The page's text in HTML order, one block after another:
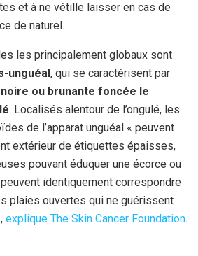
et à ne vétille laisser en cas de
de naturel.
les principalement globaux sont
unguéal , qui se caractérisent par
ou brunante foncée le
. Localisés alentour de l’ongulé, les
de l’apparat unguéal « peuvent
extérieur de étiquettes épaisses,
pouvant éduquer une écorce ou
identiquement correspondre
plaies ouvertes qui ne guérissent
explique The Skin Cancer Foundation.